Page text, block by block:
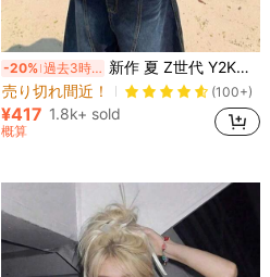
-20% 過去3時間 新作 夏 Z世代 Y2Kスタイル レディース 面白いグラフィック レッド 英字プリント クルーネック 半袖Tシャツ カジュアル ブラック
#9 ベストセラー に 祝日を ベーシックTシャツ
売り切れ間近！
(100+)
#9 ベストセラー
に 祝日を ベーシックTシャツ
売り切れ間近！ (100+)
#9 ベストセラー に 祝日を ベーシックTシャツ
売り切れ間近！
(100+)
#9 ベストセラー
に 祝日を ベーシックTシャツ
売り切れ間近！
¥417 1.8k+ sold
概算